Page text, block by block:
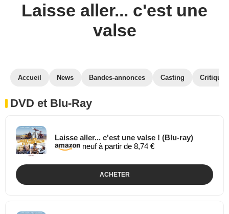
Laisse aller... c'est une
valse
Accueil News Bandes-annonces Casting
DVD et Blu-Ray
Laisse aller... c'est une valse ! (Blu-ray)
neuf à partir de 8,74 €
ACHETER